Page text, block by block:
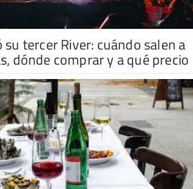
su tercer River: cuándo salen a
dónde comprar y a qué precio